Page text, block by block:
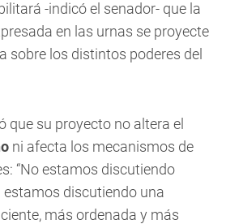
-indicó el senador- que la
en las urnas se proyecte
sobre los distintos poderes del
que su proyecto no altera el
ni afecta los mecanismos de
“No estamos discutiendo
discutiendo una
más ordenada y más